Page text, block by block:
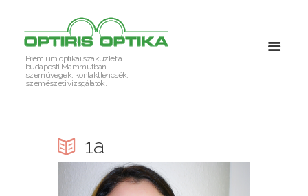
Prémium optikai szaküzlet a
budapesti Mammutban —
szemüvegek, kontaktlencsék,
szemészeti vizsgálatok.
1a